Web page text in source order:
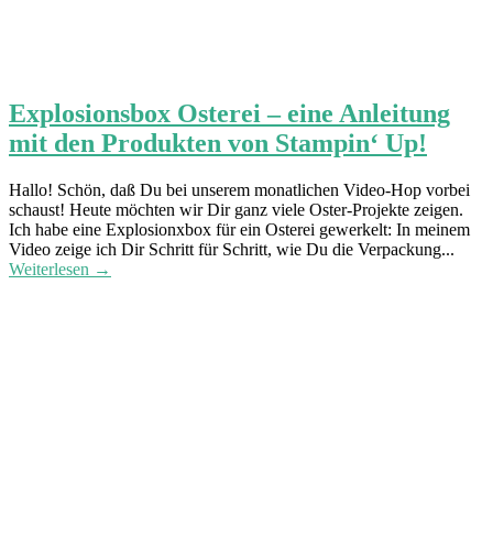
Explosionsbox Osterei – eine Anleitung
mit den Produkten von Stampin‘ Up!
Hallo! Schön, daß Du bei unserem monatlichen Video-Hop vorbei
schaust! Heute möchten wir Dir ganz viele Oster-Projekte zeigen.
Ich habe eine Explosionxbox für ein Osterei gewerkelt: In meinem
Video zeige ich Dir Schritt für Schritt, wie Du die Verpackung...
Weiterlesen →